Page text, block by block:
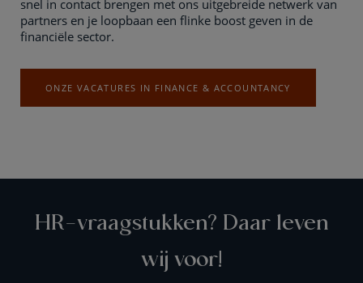
snel in contact brengen met ons uitgebreide netwerk van
partners en je loopbaan een flinke boost geven in de
financiële sector.
ONZE VACATURES IN FINANCE & ACCOUNTANCY
HR-vraagstukken? Daar leven
wij voor!